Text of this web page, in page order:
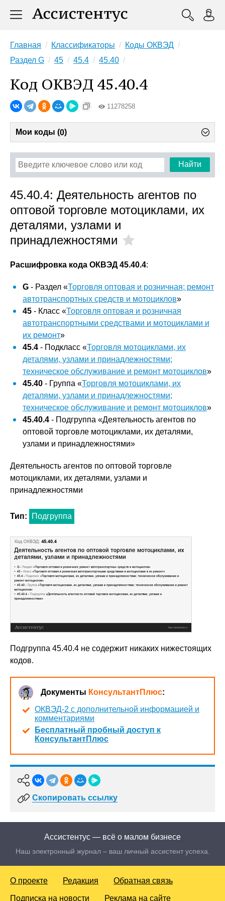
Главная Классификаторы
Коды ОКВЭД
Раздел G
45 45.4 45.40
Код ОКВЭД 45.40.4
11278258
Мои коды (0)
Найти
45.40.4: Деятельность агентов по
оптовой торговле мотоциклами, их
деталями, узлами и
принадлежностями
Расшифровка кода ОКВЭД 45.40.4:
G - Раздел «Торговля оптовая и розничная; ремонт
автотранспортных средств и мотоциклов»
45 - Класс «Торговля оптовая и розничная
автотранспортными средствами и мотоциклами и
их ремонт»
45.4 - Подкласс «Торговля мотоциклами, их
деталями, узлами и принадлежностями;
техническое обслуживание и ремонт мотоциклов»
45.40 - Группа «Торговля мотоциклами, их
деталями, узлами и принадлежностями;
техническое обслуживание и ремонт мотоциклов»
45.40.4 - Подгруппа «Деятельность агентов по
оптовой торговле мотоциклами, их деталями,
узлами и принадлежностями»
Деятельность агентов по оптовой торговле
мотоциклами, их деталями, узлами и
принадлежностями
Тип: Подгруппа
Подгруппа 45.40.4 не содержит никаких нижестоящих
кодов.
Документы КонсультантПлюс:
ОКВЭД-2 с дополнительной информацией и
комментариями
Бесплатный пробный доступ к
КонсультантПлюс
Скопировать ссылку
Ассистентус — всё о малом бизнесе
Наш электронный журнал – ваш личный ассистент успеха.
О проекте Редакция Обратная связь
Подписка на новости Реклама на сайте